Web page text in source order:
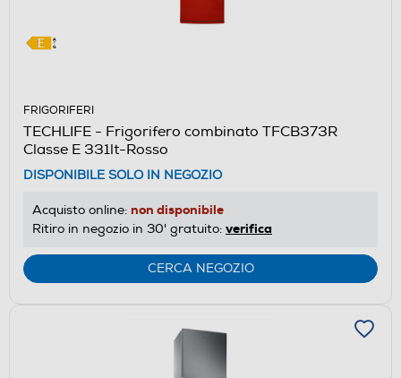
FRIGORIFERI
TECHLIFE - Frigorifero combinato TFCB373R
Classe E 331lt-Rosso
DISPONIBILE SOLO IN NEGOZIO
Acquisto online: non disponibile
Ritiro in negozio in 30' gratuito: verifica
CERCA NEGOZIO